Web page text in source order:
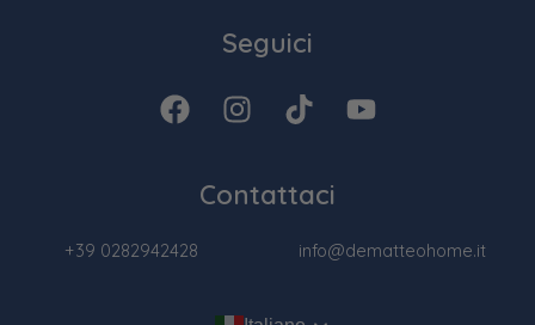
Seguici
Contattaci
+39 0282942428 info@dematteohome.it